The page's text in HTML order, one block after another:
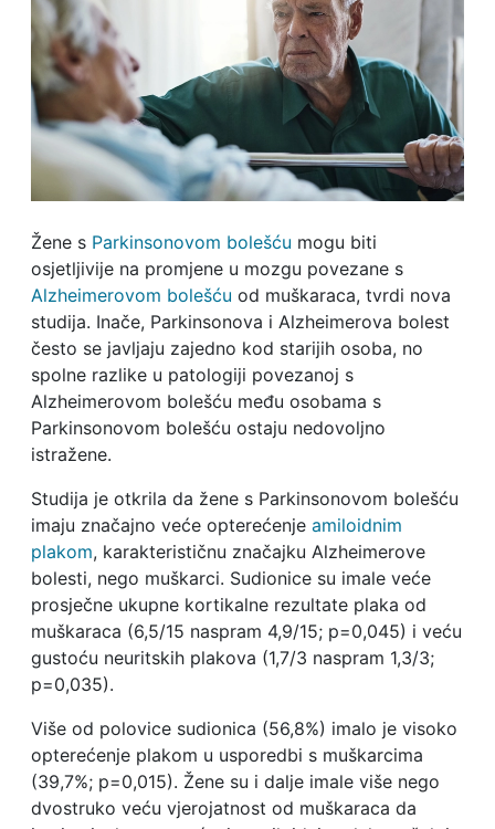
Žene s Parkinsonovom bolešću mogu biti
osjetljivije na promjene u mozgu povezane s
Alzheimerovom bolešću od muškaraca, tvrdi nova
studija. Inače, Parkinsonova i Alzheimerova bolest
često se javljaju zajedno kod starijih osoba, no
spolne razlike u patologiji povezanoj s
Alzheimerovom bolešću među osobama s
Parkinsonovom bolešću ostaju nedovoljno
istražene.
Studija je otkrila da žene s Parkinsonovom bolešću
imaju značajno veće opterećenje amiloidnim
plakom, karakterističnu značajku Alzheimerove
bolesti, nego muškarci. Sudionice su imale veće
prosječne ukupne kortikalne rezultate plaka od
muškaraca (6,5/15 naspram 4,9/15; p=0,045) i veću
gustoću neuritskih plakova (1,7/3 naspram 1,3/3;
p=0,035).
Više od polovice sudionica (56,8%) imalo je visoko
opterećenje plakom u usporedbi s muškarcima
(39,7%; p=0,015). Žene su i dalje imale više nego
dvostruko veću vjerojatnost od muškaraca da